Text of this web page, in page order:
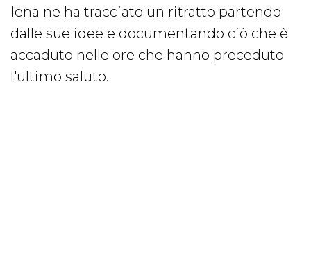
Iena ne ha tracciato un ritratto partendo
dalle sue idee e documentando ciò che è
accaduto nelle ore che hanno preceduto
l'ultimo saluto.